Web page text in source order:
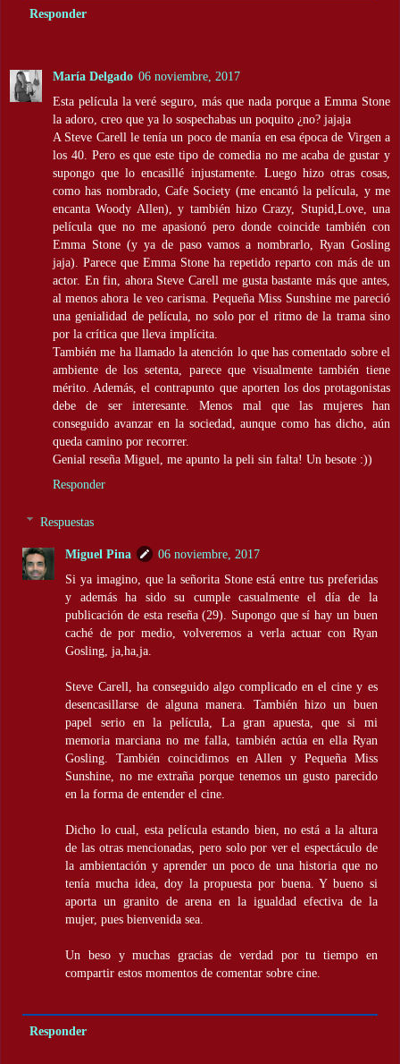
Responder
María Delgado 06 noviembre, 2017
Esta película la veré seguro, más que nada porque a Emma Stone
la adoro, creo que ya lo sospechabas un poquito ¿no? jajaja
A Steve Carell le tenía un poco de manía en esa época de Virgen a
los 40. Pero es que este tipo de comedia no me acaba de gustar y
supongo que lo encasillé injustamente. Luego hizo otras cosas,
como has nombrado, Cafe Society (me encantó la película, y me
encanta Woody Allen), y también hizo Crazy, Stupid,Love, una
película que no me apasionó pero donde coincide también con
Emma Stone (y ya de paso vamos a nombrarlo, Ryan Gosling
jaja). Parece que Emma Stone ha repetido reparto con más de un
actor. En fin, ahora Steve Carell me gusta bastante más que antes,
al menos ahora le veo carisma. Pequeña Miss Sunshine me pareció
una genialidad de película, no solo por el ritmo de la trama sino
por la crítica que lleva implícita.
También me ha llamado la atención lo que has comentado sobre el
ambiente de los setenta, parece que visualmente también tiene
mérito. Además, el contrapunto que aporten los dos protagonistas
debe de ser interesante. Menos mal que las mujeres han
conseguido avanzar en la sociedad, aunque como has dicho, aún
queda camino por recorrer.
Genial reseña Miguel, me apunto la peli sin falta! Un besote :))
Responder
Respuestas
Miguel Pina
06 noviembre, 2017
Si ya imagino, que la señorita Stone está entre tus preferidas
y además ha sido su cumple casualmente el día de la
publicación de esta reseña (29). Supongo que sí hay un buen
caché de por medio, volveremos a verla actuar con Ryan
Gosling, ja,ha,ja.
Steve Carell, ha conseguido algo complicado en el cine y es
desencasillarse de alguna manera. También hizo un buen
papel serio en la película, La gran apuesta, que si mi
memoria marciana no me falla, también actúa en ella Ryan
Gosling. También coincidimos en Allen y Pequeña Miss
Sunshine, no me extraña porque tenemos un gusto parecido
en la forma de entender el cine.
Dicho lo cual, esta película estando bien, no está a la altura
de las otras mencionadas, pero solo por ver el espectáculo de
la ambientación y aprender un poco de una historia que no
tenía mucha idea, doy la propuesta por buena. Y bueno si
aporta un granito de arena en la igualdad efectiva de la
mujer, pues bienvenida sea.
Un beso y muchas gracias de verdad por tu tiempo en
compartir estos momentos de comentar sobre cine.
Responder